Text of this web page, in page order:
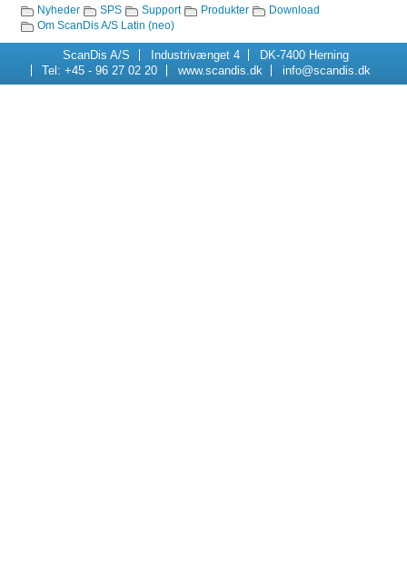
Navigation
Nyheder SPS Support Produkter
Download
Om ScanDis A/S Latin (neo)
ScanDis A/S Industrivænget 4
DK-7400 Herning
Tel: +45 - 96 27 02 20
www.scandis.dk info@scandis.dk